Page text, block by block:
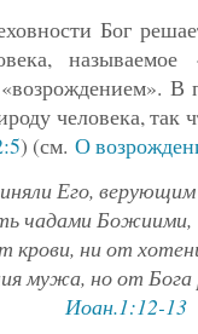
Бог
В
чело­века, так
) (см. О
Его,
чадами Божиими,
ни от
но от Бога
Иоан.1:12-13